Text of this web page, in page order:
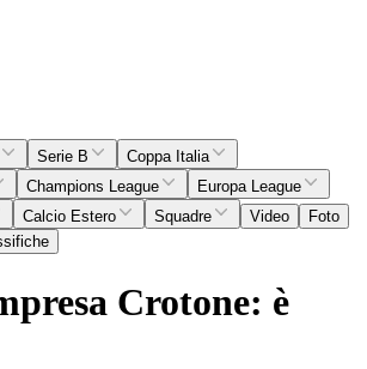
Serie B
Coppa Italia
Champions League
Europa League
Calcio Estero Squadre Video
Foto
Crotone: è